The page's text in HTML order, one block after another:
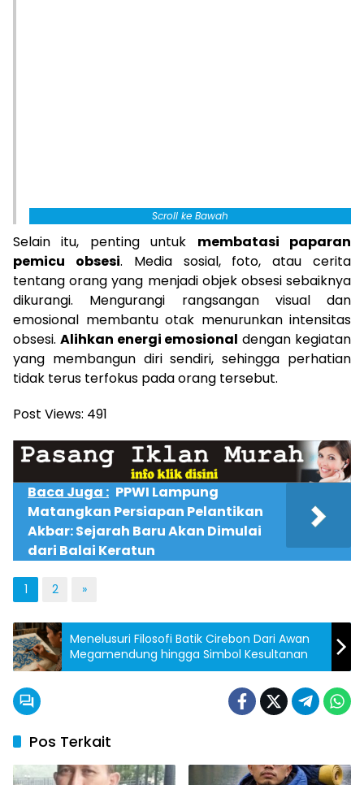
Scroll ke Bawah
Selain itu, penting untuk membatasi paparan
pemicu obsesi. Media sosial, foto, atau cerita
tentang orang yang menjadi objek obsesi sebaiknya
dikurangi. Mengurangi rangsangan visual dan
emosional membantu otak menurunkan intensitas
obsesi. Alihkan energi emosional dengan kegiatan
yang membangun diri sendiri, sehingga perhatian
tidak terus terfokus pada orang tersebut.
Post Views: 491
Baca Juga : PPWI Lampung
Matangkan Persiapan Pelantikan
Akbar: Sejarah Baru Akan Dimulai
dari Balai Keratun
1 2 »
Menelusuri Filosofi Batik Cirebon Dari Awan
Megamendung hingga Simbol Kesultanan
Pos Terkait